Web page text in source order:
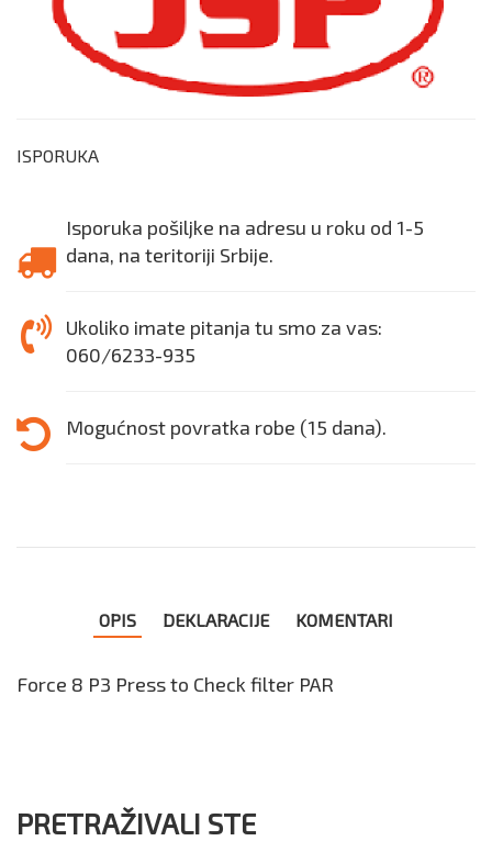
ISPORUKA
Isporuka pošiljke na adresu u roku od 1-5
dana, na teritoriji Srbije.
Ukoliko imate pitanja tu smo za vas:
060/6233-935
Mogućnost povratka robe (15 dana).
OPIS DEKLARACIJE KOMENTARI
Force 8 P3 Press to Check filter PAR
PRETRAŽIVALI STE